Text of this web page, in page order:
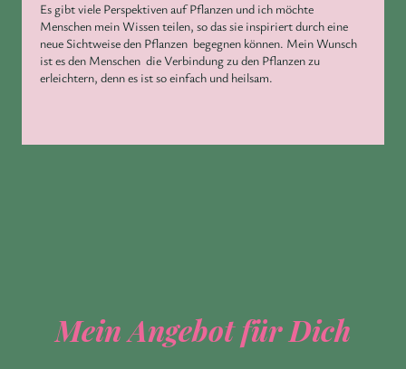
Es gibt viele Perspektiven auf Pflanzen und ich möchte
Menschen mein Wissen teilen, so das sie inspiriert durch eine
neue Sichtweise den Pflanzen begegnen können. Mein Wunsch
ist es den Menschen die Verbindung zu den Pflanzen zu
erleichtern, denn es ist so einfach und heilsam.
Mein Angebot für Dich